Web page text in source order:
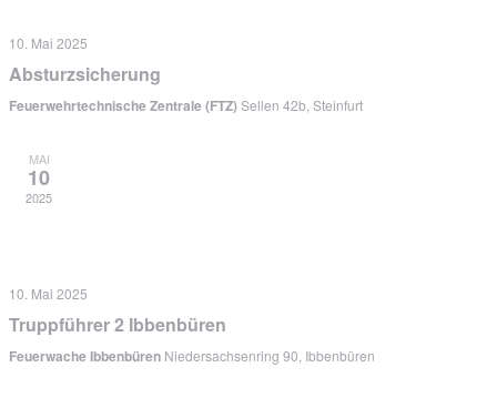
10. Mai 2025
Absturzsicherung
Feuerwehrtechnische Zentrale (FTZ)Sellen 42b, Steinfurt
MAI
10
2025
10. Mai 2025
Truppführer 2 Ibbenbüren
Feuerwache Ibbenbüren Niedersachsenring 90, Ibbenbüren